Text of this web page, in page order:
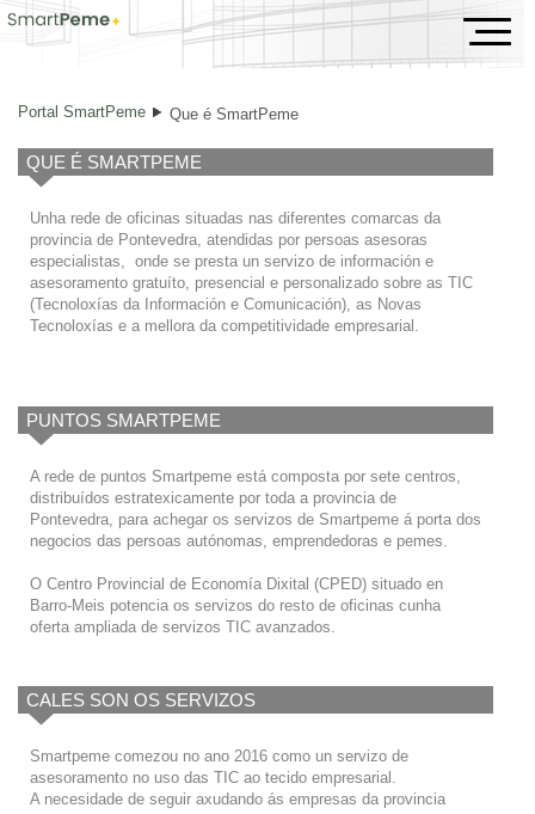
Que é SmartPeme
Portal SmartPeme Que é SmartPeme
QUE É SMARTPEME
Unha rede de oficinas situadas nas diferentes comarcas da
provincia de Pontevedra, atendidas por persoas asesoras
especialistas, onde se presta un servizo de información e
asesoramento gratuíto, presencial e personalizado sobre as TIC
(Tecnoloxías da Información e Comunicación), as Novas
Tecnoloxías e a mellora da competitividade empresarial.
PUNTOS SMARTPEME
A rede de puntos Smartpeme está composta por sete centros,
distribuídos estratexicamente por toda a provincia de
Pontevedra, para achegar os servizos de Smartpeme á porta dos
negocios das persoas autónomas, emprendedoras e pemes.
O Centro Provincial de Economía Dixital (CPED) situado en
Barro-Meis potencia os servizos do resto de oficinas cunha
oferta ampliada de servizos TIC avanzados.
CALES SON OS SERVIZOS
Smartpeme comezou no ano 2016 como un servizo de
asesoramento no uso das TIC ao tecido empresarial.
A necesidade de seguir axudando ás empresas da provincia